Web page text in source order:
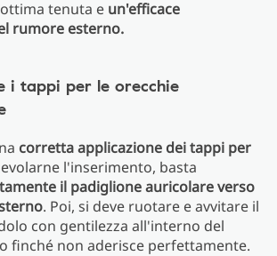
tenuta e un'efficace
rumore esterno.
i tappi per le orecchie
corretta applicazione dei tappi per
l'inserimento, basta
il padiglione auricolare verso
. Poi, si deve ruotare e avvitare il
con gentilezza all'interno del
finché non aderisce perfettamente.